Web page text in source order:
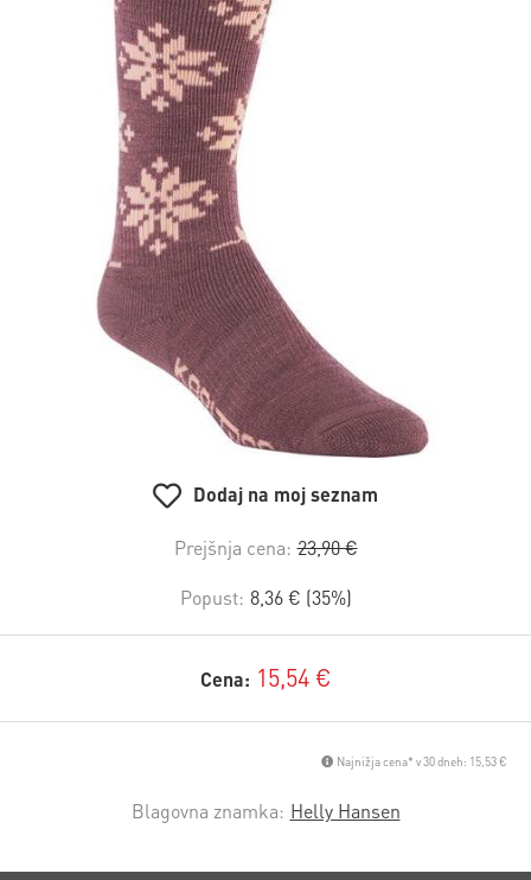
Dodaj na moj seznam
Prejšnja cena: 23,90 €
Popust: 8,36 € (35%)
Cena: 15,54 €
Najnižja cena* v 30 dneh: 15,53 €
Blagovna znamka: Helly Hansen